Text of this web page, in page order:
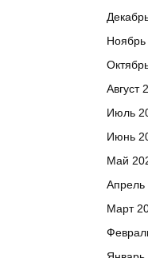
Ноябрь
Август
Июль
Июнь
Май
Апрель
Март